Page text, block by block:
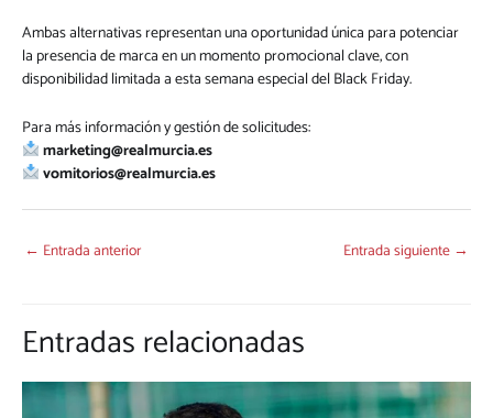
Ambas alternativas representan una oportunidad única para potenciar
la presencia de marca en un momento promocional clave, con
disponibilidad limitada a esta semana especial del Black Friday.
Para más información y gestión de solicitudes:
marketing@realmurcia.es
vomitorios@realmurcia.es
← Entrada anterior Entrada siguiente →
Entradas relacionadas